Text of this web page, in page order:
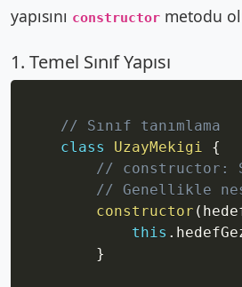
yapısını constructor metodu
1. Temel Sınıf Yapısı
// Sınıf tanımlama
class
UzayMekigi
{
// constructor:
// Genellikle
constructor (
this .
}